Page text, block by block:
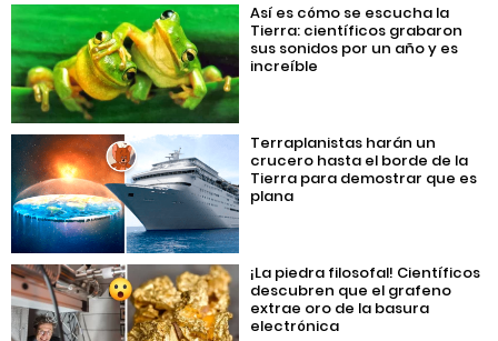
Así es cómo se escucha la
Tierra: científicos grabaron
sus sonidos por un año y es
increíble
Terraplanistas harán un
crucero hasta el borde de la
Tierra para demostrar que es
plana
¡La piedra filosofal! Científicos
descubren que el grafeno
extrae oro de la basura
electrónica